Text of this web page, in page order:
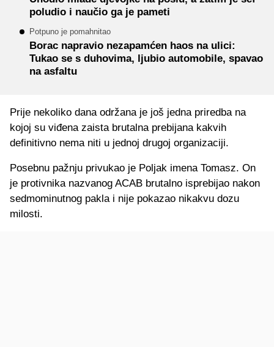
poludio i naučio ga je pameti
Potpuno je pomahnitao
Borac napravio nezapamćen haos na ulici:
Tukao se s duhovima, ljubio automobile, spavao
na asfaltu
Prije nekoliko dana održana je još jedna priredba na
kojoj su viđena zaista brutalna prebijana kakvih
definitivno nema niti u jednoj drugoj organizaciji.
Posebnu pažnju privukao je Poljak imena Tomasz. On
je protivnika nazvanog ACAB brutalno isprebijao nakon
sedmominutnog pakla i nije pokazao nikakvu dozu
milosti.